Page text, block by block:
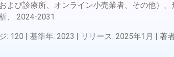
よび診療所、オンライン小売業者、その他）
、
2024-2031
: 120 | 基準年: 2023 | リリース: 2025年1月 | 著